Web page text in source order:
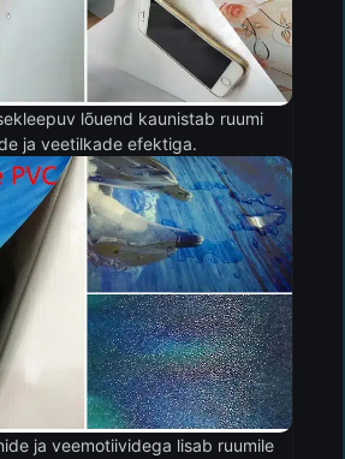
lõuend kaunistab ruumi
ja veetilkade efektiga.
ja veemotiividega lisab ruumile